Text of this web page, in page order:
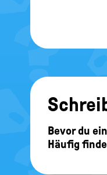
Bevor du
Häufig